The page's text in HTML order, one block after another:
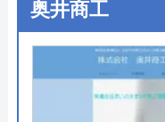
創業・設立
〒
神
ク
●定休日 年
●出張見積もり 出
●支払い方法
現
奥井商工